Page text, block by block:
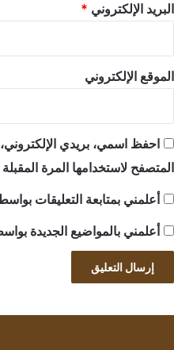
البريد الإلكتروني *
الموقع الإلكتروني
احفظ اسمي، بريدي
المتصفح لاستخدامها المرة
أعلمني بمتابعة التعليقات
أعلمني بالمواضيع الجديدة